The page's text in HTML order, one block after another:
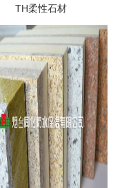
TH柔性石材